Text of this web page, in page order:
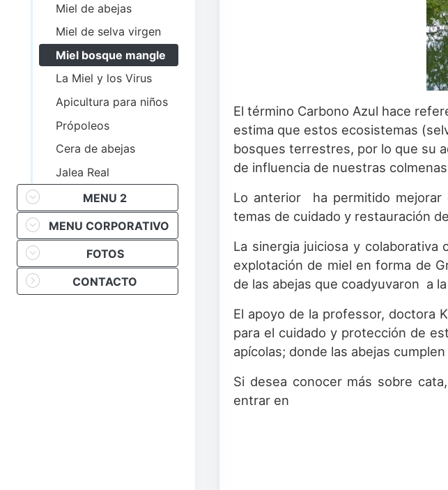
Miel de abejas
Miel de selva virgen
Miel bosque mangle
La Miel y los Virus
Apicultura para niños
Própoleos
Cera de abejas
Jalea Real
MENU 2
MENU CORPORATIVO
FOTOS
CONTACTO
El término Carbono Azul hace
estima que estos ecosistemas
bosques terrestres, por lo que su
de influencia de nuestras
Lo anterior ha permitido mejorar
temas de cuidado y restauración
La sinergia juiciosa y
explotación de miel en forma de
de las abejas que coadyuvaron a
El apoyo de la professor, doctora
para el cuidado y protección de
apícolas; donde las abejas
Si desea conocer más sobre
entrar en